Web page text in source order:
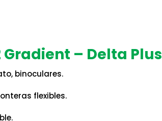
Gradient – Delta Plus
binoculares.
flexibles.